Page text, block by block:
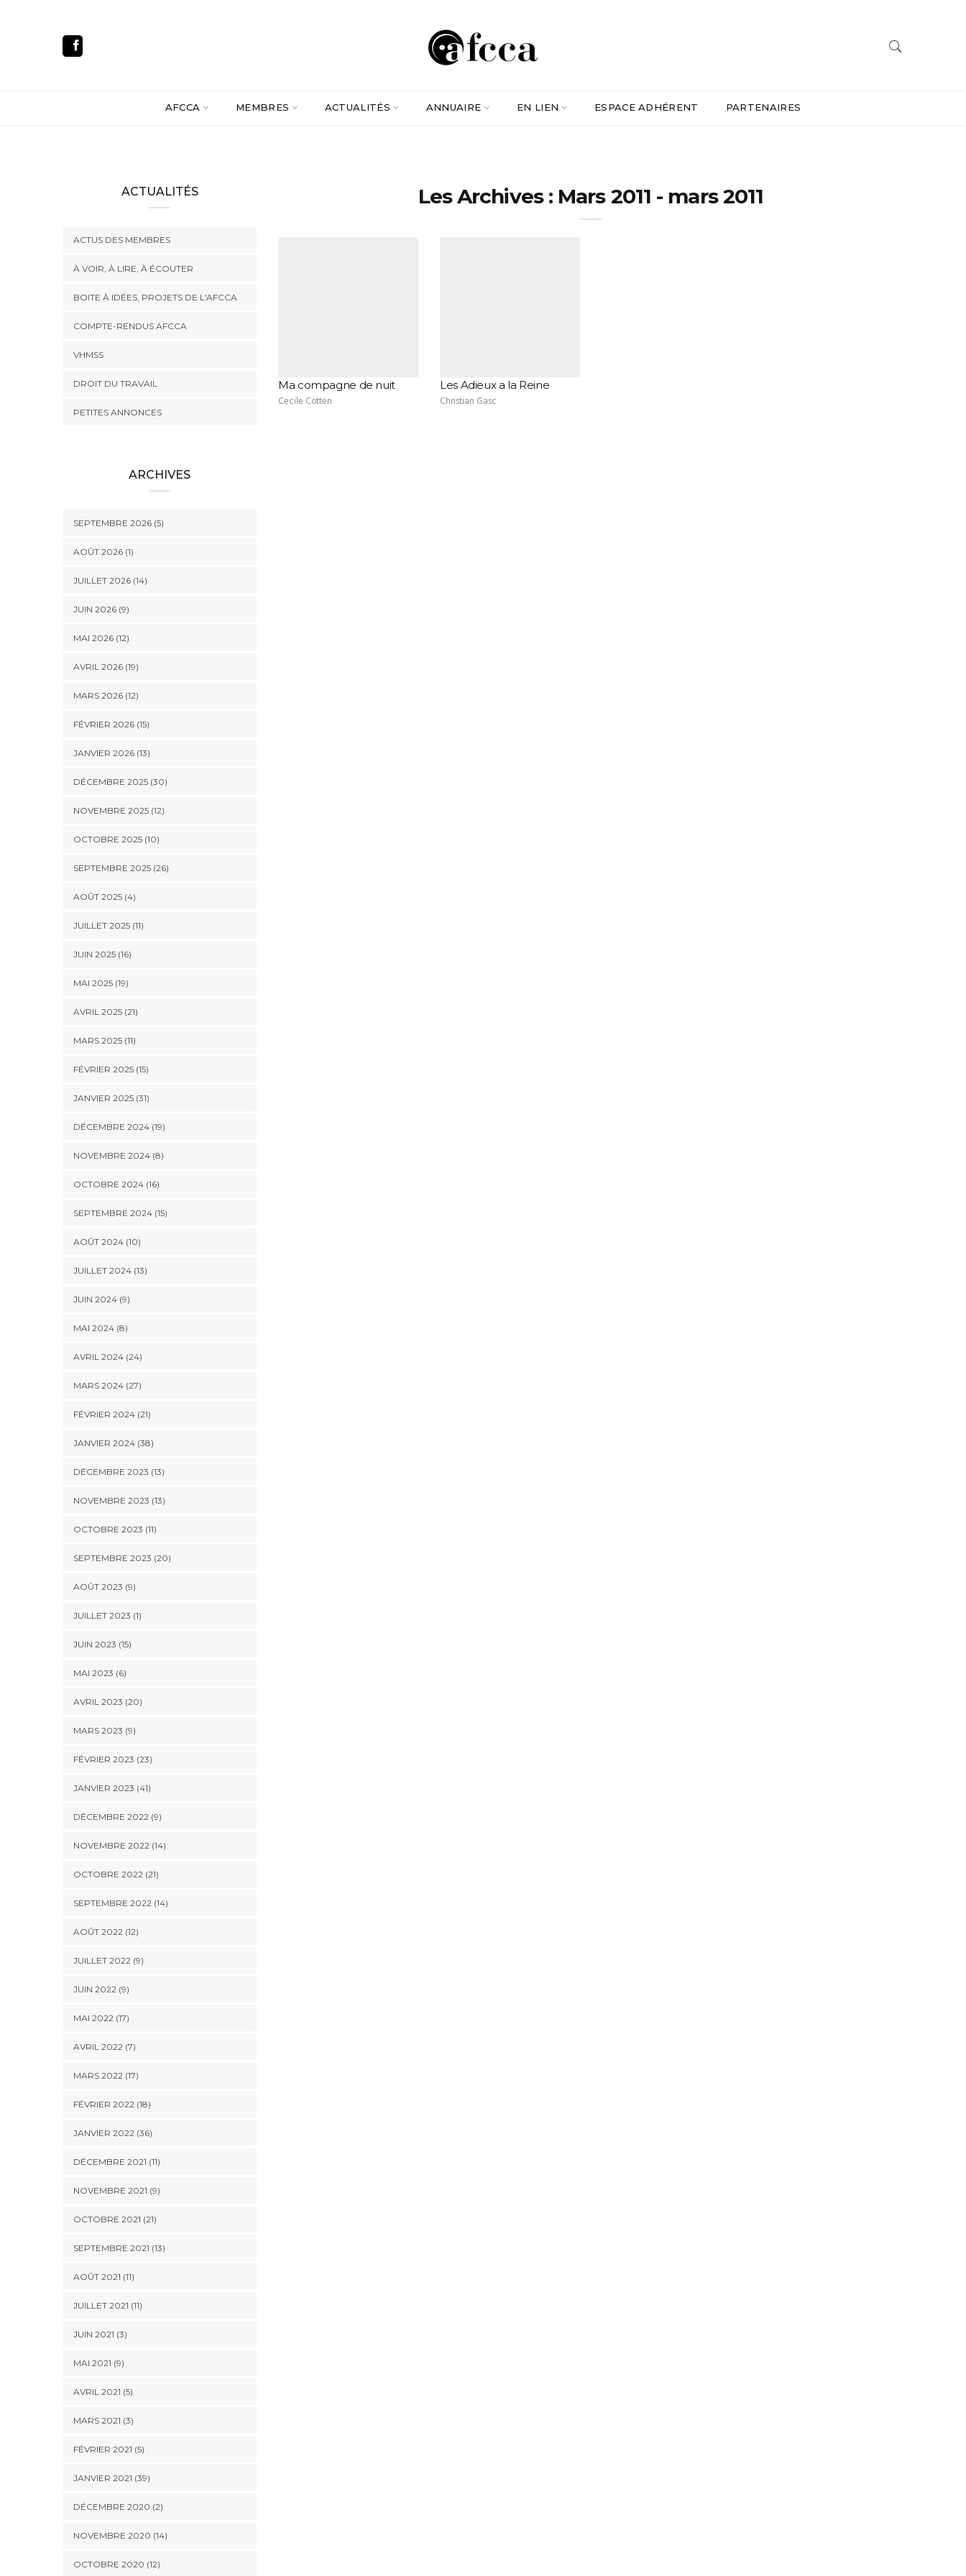
AFCCA MEMBRES ACTUALITÉS ANNUAIRE EN LIEN ESPACE ADHÉRENT PARTENAIRES
Les Archives : Mars 2011 - mars 2011
Ma compagne de nuit
Cecile Cotten
Les Adieux a la Reine
Christian Gasc
ACTUALITÉS
ACTUS DES MEMBRES
À VOIR, À LIRE, À ÉCOUTER
BOITE À IDÉES, PROJETS DE L'AFCCA
COMPTE-RENDUS AFCCA
VHMSS
DROIT DU TRAVAIL
PETITES ANNONCES
ARCHIVES
SEPTEMBRE 2026 (5)
AOÛT 2026 (1)
JUILLET 2026 (14)
JUIN 2026 (9)
MAI 2026 (12)
AVRIL 2026 (19)
MARS 2026 (12)
FÉVRIER 2026 (15)
JANVIER 2026 (13)
DÉCEMBRE 2025 (30)
NOVEMBRE 2025 (12)
OCTOBRE 2025 (10)
SEPTEMBRE 2025 (26)
AOÛT 2025 (4)
JUILLET 2025 (11)
JUIN 2025 (16)
MAI 2025 (19)
AVRIL 2025 (21)
MARS 2025 (11)
FÉVRIER 2025 (15)
JANVIER 2025 (31)
DÉCEMBRE 2024 (19)
NOVEMBRE 2024 (8)
OCTOBRE 2024 (16)
SEPTEMBRE 2024 (15)
AOÛT 2024 (10)
JUILLET 2024 (13)
JUIN 2024 (9)
MAI 2024 (8)
AVRIL 2024 (24)
MARS 2024 (27)
FÉVRIER 2024 (21)
JANVIER 2024 (38)
DÉCEMBRE 2023 (13)
NOVEMBRE 2023 (13)
OCTOBRE 2023 (11)
SEPTEMBRE 2023 (20)
AOÛT 2023 (9)
JUILLET 2023 (1)
JUIN 2023 (15)
MAI 2023 (6)
AVRIL 2023 (20)
MARS 2023 (9)
FÉVRIER 2023 (23)
JANVIER 2023 (41)
DÉCEMBRE 2022 (9)
NOVEMBRE 2022 (14)
OCTOBRE 2022 (21)
SEPTEMBRE 2022 (14)
AOÛT 2022 (12)
JUILLET 2022 (9)
JUIN 2022 (9)
MAI 2022 (17)
AVRIL 2022 (7)
MARS 2022 (17)
FÉVRIER 2022 (18)
JANVIER 2022 (36)
DÉCEMBRE 2021 (11)
NOVEMBRE 2021 (9)
OCTOBRE 2021 (21)
SEPTEMBRE 2021 (13)
AOÛT 2021 (11)
JUILLET 2021 (11)
JUIN 2021 (3)
MAI 2021 (9)
AVRIL 2021 (5)
MARS 2021 (3)
FÉVRIER 2021 (5)
JANVIER 2021 (39)
DÉCEMBRE 2020 (2)
NOVEMBRE 2020 (14)
OCTOBRE 2020 (12)